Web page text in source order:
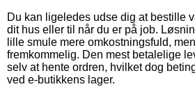
Du kan ligeledes udse dig at bestille
dit hus eller til når du er på job.
lille smule mere omkostningsfuld,
fremkommelig. Den mest betalelige
selv at hente ordren, hvilket dog
ved e-butikkens lager.